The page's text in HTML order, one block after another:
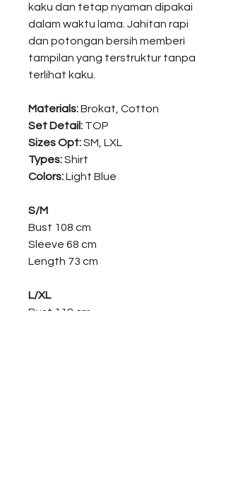
kaku dan tetap nyaman dipakai
dalam waktu lama. Jahitan rapi
dan potongan bersih memberi
tampilan yang terstruktur tanpa
terlihat kaku.
Materials:Brokat, Cotton
Set Detail: TOP
Sizes Opt:SM, LXL
Types:Shirt
Colors:Light Blue
S/M
Bust 108 cm
Sleeve 68 cm
Length 73 cm
L/XL
Bust 118 cm